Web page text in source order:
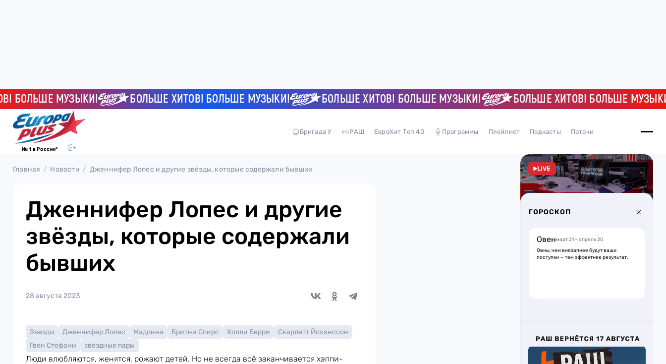
МУЗЫКИ! БОЛЬШЕ ХИТОВ! БОЛЬШЕ МУЗЫКИ! БОЛЬШЕ ХИТОВ! БОЛЬШЕ МУЗЫКИ! БОЛЬШЕ ХИТОВ! БОЛЬШЕ МУЗЫКИ!
№ 1 в России*
Бригада У РАШ ЕвроХит Топ 40 Программы Плейлист Подкасты Потоки
Главная Новости Дженнифер Лопес и другие звёзды, которые содержали бывших
Дженнифер Лопес и другие
звёзды, которые содержали
бывших
28 августа 2023
Звезды Дженнифер Лопес Мадонна Бритни Спирс Холли Берри
Скарлетт Йоханссон
Гвен Стефани
звёздные пары
Люди влюбляются, женятся, рожают детей. Но не всегда всё заканчивается хэппи-
LIVE
ГОРОСКОП
Овенмарт 21 – апрель 20
Овны, чем внезапнее будут ваши
поступки — тем эффектнее результат.